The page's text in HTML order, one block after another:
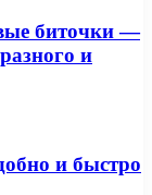
биточки —
и
и быстро